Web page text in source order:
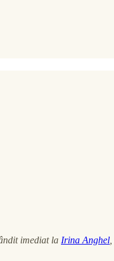
imediat la Irina Anghel